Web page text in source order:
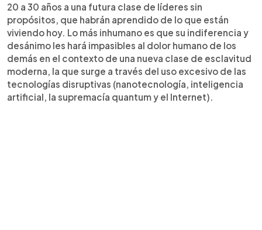
20 a 30 años a una futura clase de líderes sin
propósitos, que habrán aprendido de lo que están
viviendo hoy. Lo más inhumano es que su indiferencia y
desánimo les hará impasibles al dolor humano de los
demás en el contexto de una nueva clase de esclavitud
moderna, la que surge a través del uso excesivo de las
tecnologías disruptivas (nanotecnología, inteligencia
artificial, la supremacía quantum y el Internet).